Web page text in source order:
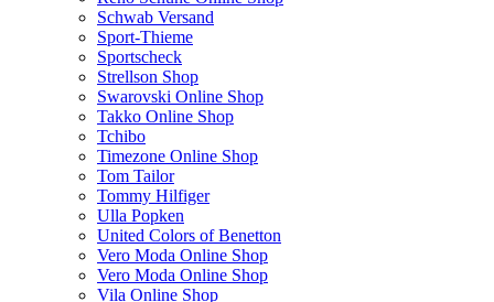
Schwab Versand
Sport-Thieme
Sportscheck
Strellson Shop
Swarovski Online Shop
Takko Online Shop
Tchibo
Timezone Online Shop
Tom Tailor
Tommy Hilfiger
Ulla Popken
United Colors of Benetton
Vero Moda Online Shop
Vero Moda Online Shop
Vila Online Shop